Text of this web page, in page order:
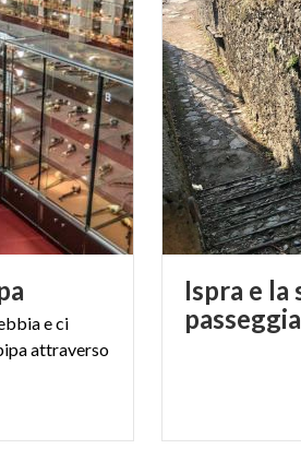
e ci
attraverso
Ispra e la